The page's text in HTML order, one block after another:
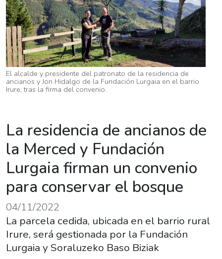
El alcalde y presidente del patronato de la residencia de
ancianos y Jon Hidalgo de la Fundación Lurgaia en el barrio
Irure, tras la firma del convenio.
La residencia de ancianos de
la Merced y Fundación
Lurgaia firman un convenio
para conservar el bosque
04/11/2022
La parcela cedida, ubicada en el barrio rural
Irure, será gestionada por la Fundación
Lurgaia y Soraluzeko Baso Biziak